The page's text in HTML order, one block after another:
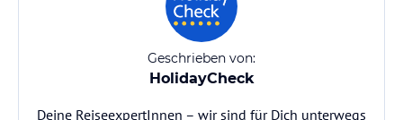
Geschrieben von:
HolidayCheck
Deine ReiseexpertInnen – wir sind für Dich unterwegs